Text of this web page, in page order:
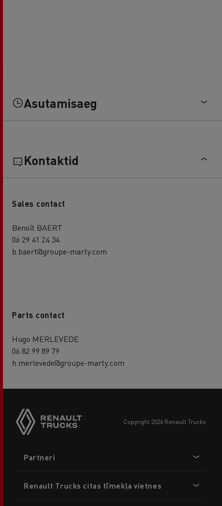
Asutamisaeg
Kontaktid
Sales contact
Benoît BAERT
06 29 41 24 34
b.baert@groupe-marty.com
Parts contact
Hugo MERLEVEDE
06 82 99 89 79
h.merlevede@groupe-marty.com
copyright 2026 Renault Trucks
menu
Partneri
Renault Trucks citas tīmekļa vietnes